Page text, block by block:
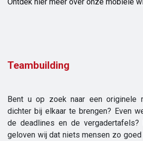
Teambuilding
Bent u op zoek naar een originele
dichter bij elkaar te brengen? Even
de deadlines en de vergadertafels?
geloven wij dat niets mensen zo